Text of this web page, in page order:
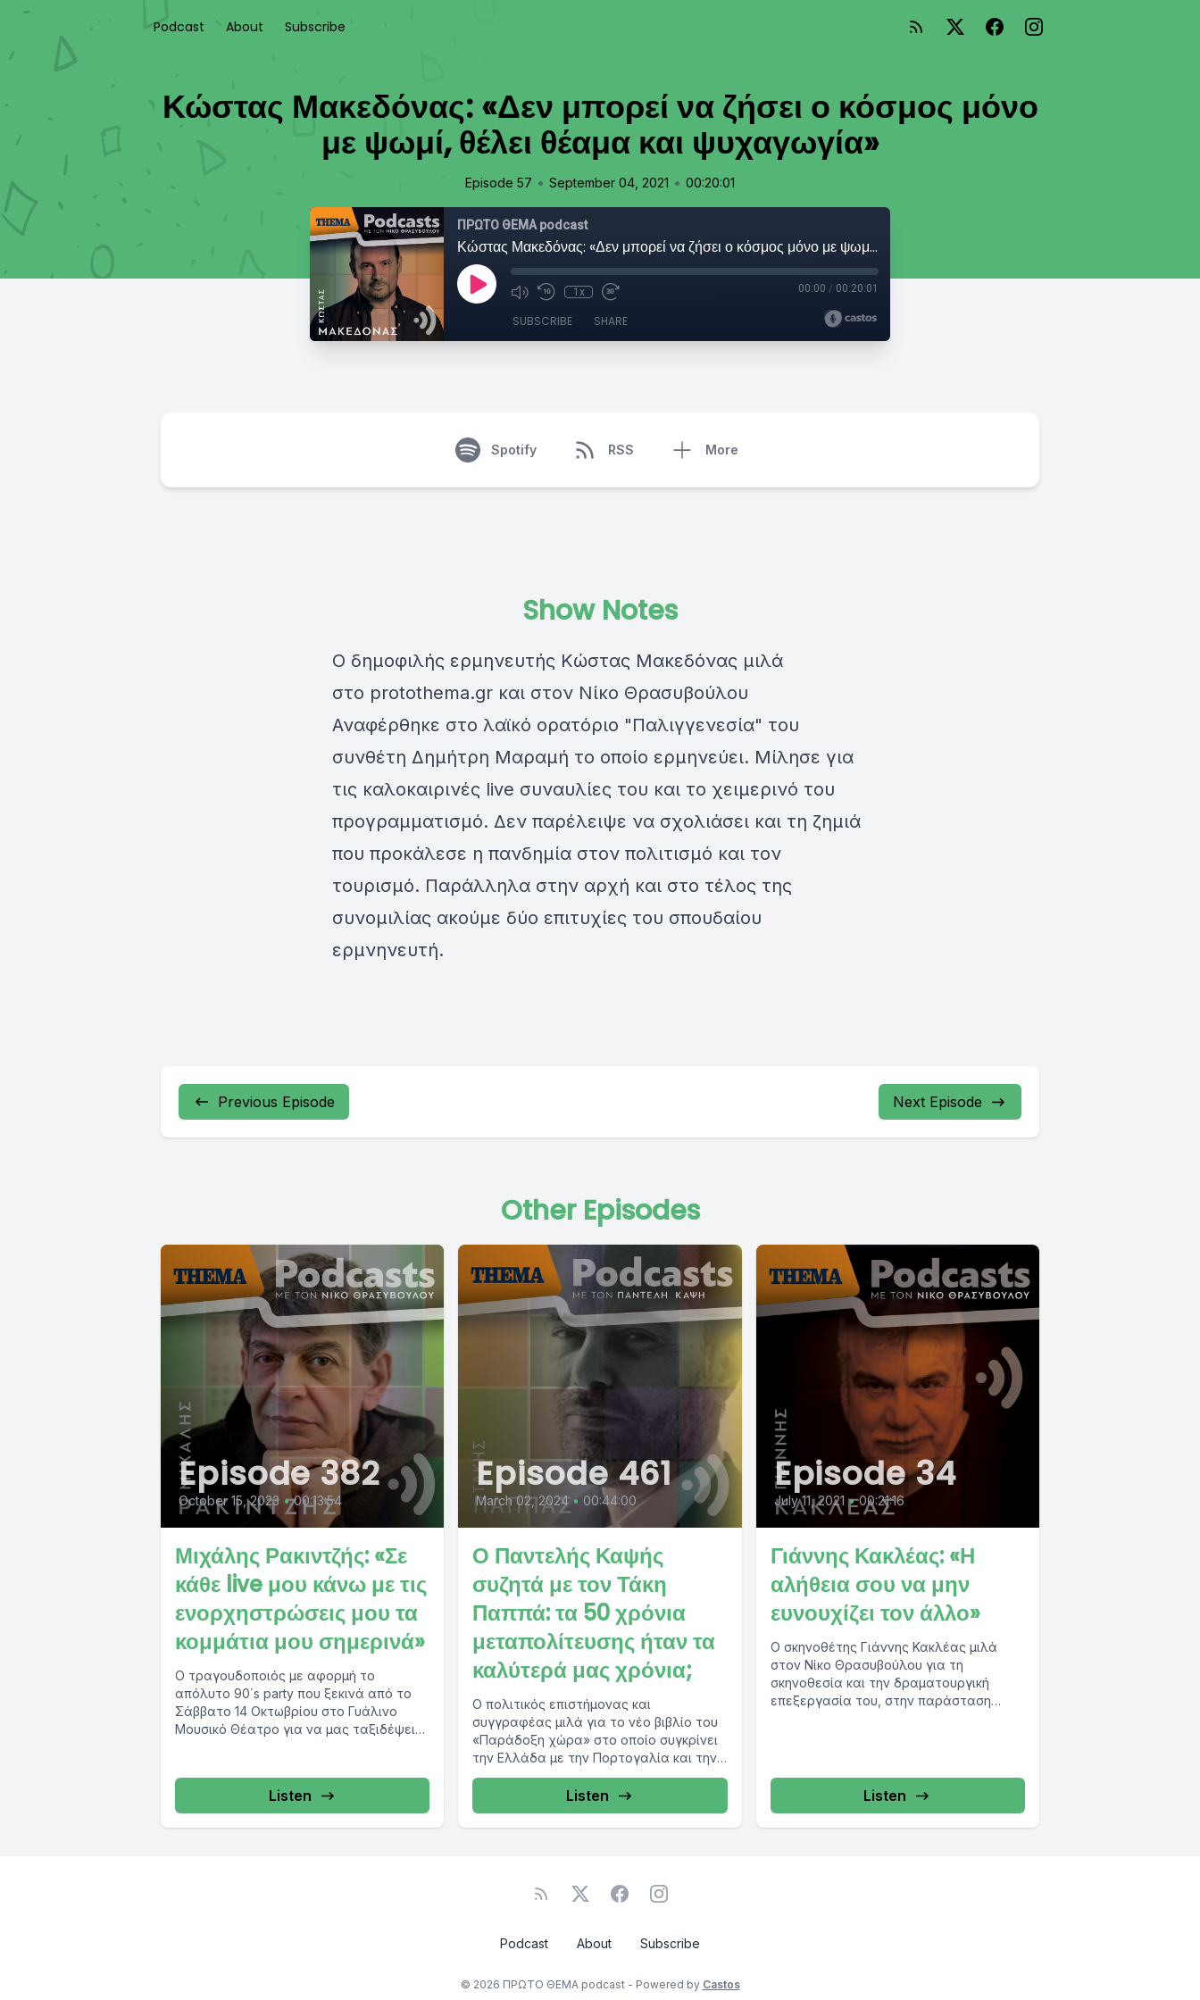
Podcast About Subscribe
Κώστας Μακεδόνας: «Δεν μπορεί να ζήσει ο κόσμος μόνο
με ψωμί, θέλει θέαμα και ψυχαγωγία»
Episode 57 • September 04, 2021 • 00:20:01
ΠΡΩΤΟ ΘΕΜΑ podcast
Κώστας Μακεδόνας: «Δεν μπορεί να ζήσει ο κόσμος μόνο με ψωμί, θέλει θέαμα και ψυχαγωγία»
1x 00:00 / 00:20:01
SUBSCRIBE SHARE
Spotify RSS More
Show Notes
Ο δημοφιλής ερμηνευτής Κώστας Μακεδόνας μιλά
στο protothema.gr και στον Νίκο Θρασυβούλου
Αναφέρθηκε στο λαϊκό ορατόριο "Παλιγγενεσία" του
συνθέτη Δημήτρη Μαραμή το οποίο ερμηνεύει. Μίλησε για
τις καλοκαιρινές live συναυλίες του και το χειμερινό του
προγραμματισμό. Δεν παρέλειψε να σχολιάσει και τη ζημιά
που προκάλεσε η πανδημία στον πολιτισμό και τον
τουρισμό. Παράλληλα στην αρχή και στο τέλος της
συνομιλίας ακούμε δύο επιτυχίες του σπουδαίου
ερμνηνευτή.
Previous Episode Next Episode
Other Episodes
Episode 382
October 15, 2023 • 00:13:54
Μιχάλης Ρακιντζής: «Σε
κάθε live μου κάνω με τις
ενορχηστρώσεις μου τα
κομμάτια μου σημερινά»
Ο τραγουδοποιός με αφορμή το
απόλυτο 90΄s party που ξεκινά από το
Σάββατο 14 Οκτωβρίου στο Γυάλινο
Μουσικό Θέατρο για να μας ταξιδέψει
Listen
Episode 461
March 02, 2024 • 00:44:00
Ο Παντελής Καψής
συζητά με τον Τάκη
Παππά: τα 50 χρόνια
μεταπολίτευσης ήταν τα
καλύτερά μας χρόνια;
Ο πολιτικός επιστήμονας και
συγγραφέας μιλά για το νέο βιβλίο του
«Παράδοξη χώρα» στο οποίο συγκρίνει
την Ελλάδα με την Πορτογαλία και την
Ιρλανδία...
Listen
Episode 34
July 11, 2021 • 00:21:16
Γιάννης Κακλέας: «Η
αλήθεια σου να μην
ευνουχίζει τον άλλο»
Ο σκηνοθέτης Γιάννης Κακλέας μιλά
στον Νίκο Θρασυβούλου για τη
σκηνοθεσία και την δραματουργική
επεξεργασία του, στην παράσταση
Listen
Podcast About Subscribe
© 2026 ΠΡΩΤΟ ΘΕΜΑ podcast - Powered by Castos